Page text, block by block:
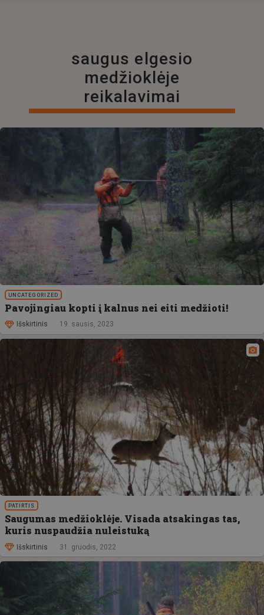
saugus elgesio
medžioklėje
reikalavimai
UNCATEGORIZED
Pavojingiau kopti į kalnus nei eiti medžioti!
Išskirtinis 19. sausis, 2023
PATIRTIS
Saugumas medžioklėje. Visada atsakingas tas,
kuris nuspaudžia nuleistuką
Išskirtinis 31. gruodis, 2022